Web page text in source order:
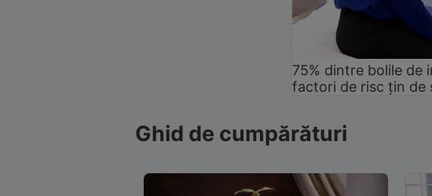
75% dintre bolile de
factori de risc țin de
Ghid de cumpărături